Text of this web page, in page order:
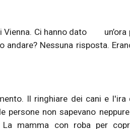
Vienna. Ci hanno dato un’ora
andare? Nessuna risposta.
Il ringhiare dei cani e
persone non sapevano
mamma con roba per